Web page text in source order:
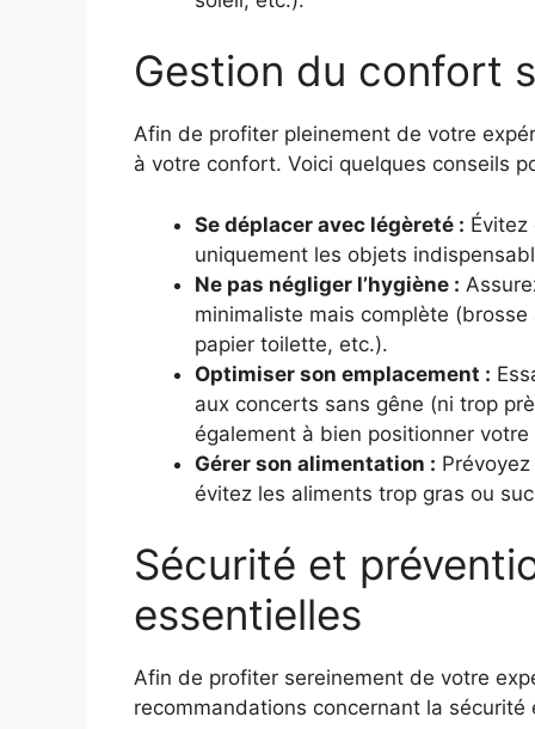
Gestion du confort
Afin de profiter pleinement de votre
à votre confort. Voici quelques conseils
Se déplacer avec légèreté :
uniquement les objets
Ne pas négliger l’hygiène :
minimaliste mais complète
papier toilette, etc.).
Optimiser son emplacement :
aux concerts sans gêne (ni trop
également à bien positionner
Gérer son alimentation :
évitez les aliments trop gras ou
Sécurité et
essentielles
Afin de profiter sereinement de votre
recommandations concernant la sécurité